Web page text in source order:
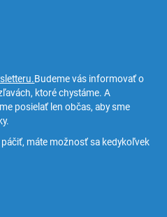
Budeme vás informovať o
ktoré chystáme. A
posielať len občas, aby sme
máte možnosť sa kedykoľvek